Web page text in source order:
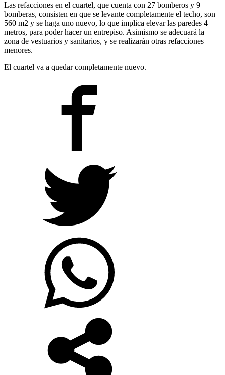
Las refacciones en el cuartel, que cuenta con 27 bomberos y 9
bomberas, consisten en que se levante completamente el techo, son
560 m2 y se haga uno nuevo, lo que implica elevar las paredes 4
metros, para poder hacer un entrepiso. Asimismo se adecuará la
zona de vestuarios y sanitarios, y se realizarán otras refacciones
menores.
El cuartel va a quedar completamente nuevo.